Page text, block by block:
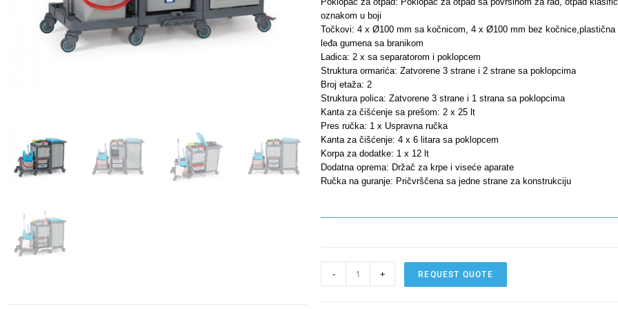
oznakom u boji
Točkovi: 4 x Ø100 mm sa kočnicom, 4 x Ø100 mm bez kočnice,plastična
leđa gumena sa branikom
Ladica: 2 x sa separatorom i poklopcem
Struktura ormarića: Zatvorene 3 strane i 2 strane sa poklopcima
Broj etaža: 2
Struktura polica: Zatvorene 3 strane i 1 strana sa poklopcima
Kanta za čišćenje sa prešom: 2 x 25 lt
Pres ručka: 1 x Uspravna ručka
Kanta za čišćenje: 4 x 6 litara sa poklopcem
Korpa za dodatke: 1 x 12 lt
Dodatna oprema: Držač za krpe i viseće aparate
Ručka na guranje: Pričvrščena sa jedne strane za konstrukciju
- + REQUEST QUOTE